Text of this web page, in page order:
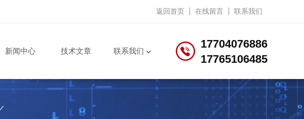
返回首页 在线留言 联系我们
17704076886
17765106485
新闻中心 技术文章 联系我们